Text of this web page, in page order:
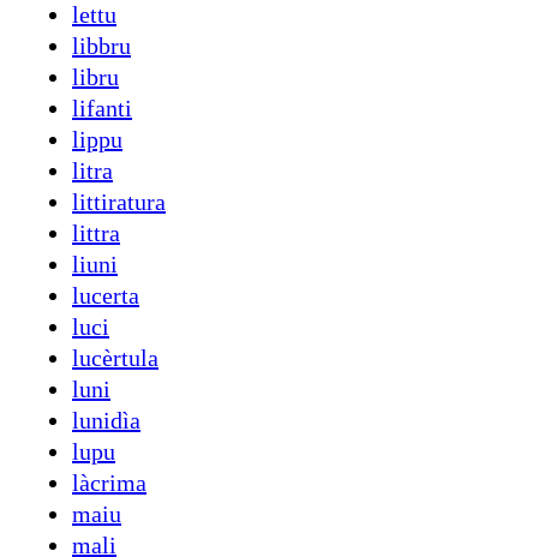
lettu
libbru
libru
lifanti
lippu
litra
littiratura
littra
liuni
lucerta
luci
lucèrtula
luni
lunidìa
lupu
làcrima
maiu
mali